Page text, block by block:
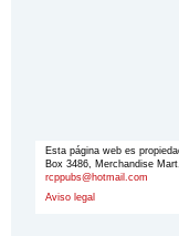
Esta página web es
Box 3486, Merchandise
rcppubs@hotmail.com
Aviso legal